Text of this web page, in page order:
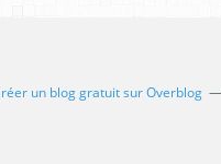
un blog gratuit sur Overblog